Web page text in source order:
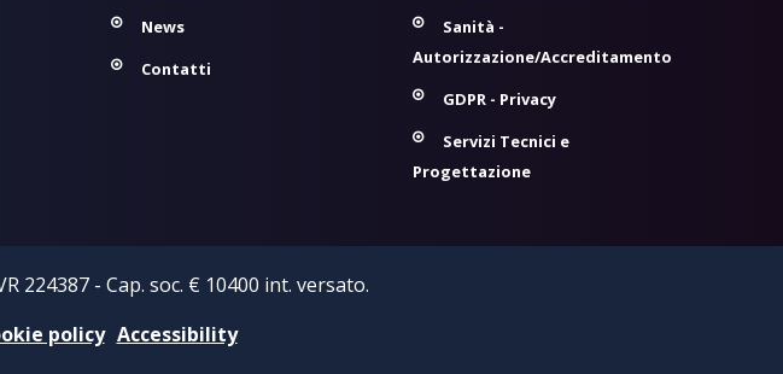
News
Contatti
Sanità -
Autorizzazione/Accreditamento
GDPR - Privacy
Servizi Tecnici e
Progettazione
224387 - Cap. soc. € 10400 int. versato.
policy Accessibility